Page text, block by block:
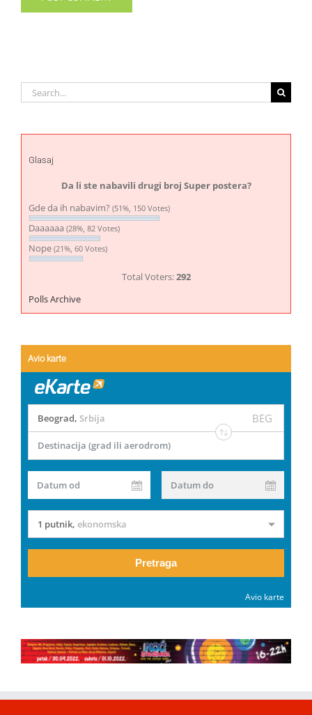
Search
for:
Glasaj
Da li ste nabavili drugi broj Super postera?
Gde da ih nabavim? (51%, 150 Votes)
Daaaaaa (28%, 82 Votes)
Nope (21%, 60 Votes)
Total Voters:292
Polls Archive
Avio karte
Beograd, Srbija BEG
Destinacija (grad ili aerodrom)
Datum od Datum do
1 putnik, ekonomska
Pretraga
Avio karte